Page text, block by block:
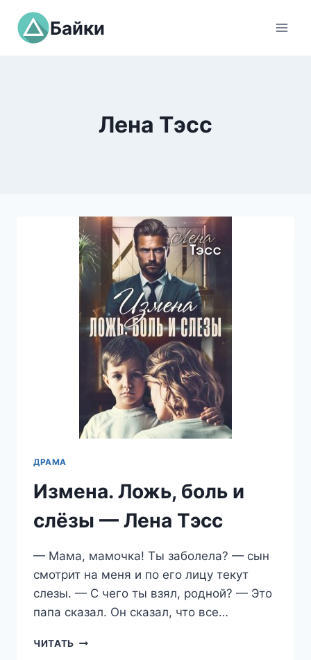
Перейти
содержимому
Байки
Лена Тэсс
ДРАМА
Измена. Ложь, боль и
слёзы — Лена Тэсс
— Мама, мамочка! Ты заболела? — сын
смотрит на меня и по его лицу текут
слезы. — С чего ты взял, родной? — Это
папа сказал. Он сказал, что все…
ЧИТАТЬ ИЗМЕНА.